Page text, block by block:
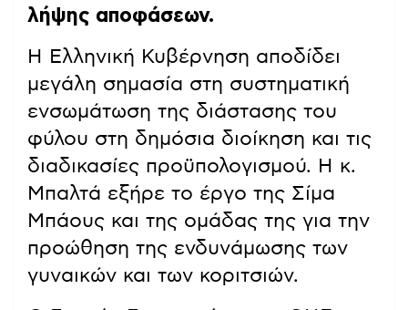
λήψης αποφάσεων.
Η Ελληνική Κυβέρνηση αποδίδει
μεγάλη σημασία στη συστηματική
ενσωμάτωση της διάστασης του
φύλου στη δημόσια διοίκηση και τις
διαδικασίες προϋπολογισμού. Η κ.
Μπαλτά εξήρε το έργο της Σίμα
Μπάους και της ομάδας της για την
προώθηση της ενδυνάμωσης των
γυναικών και των κοριτσιών.